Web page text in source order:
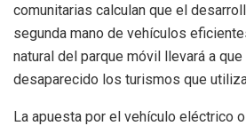
comunitarias calculan que el
segunda mano de vehículos
natural del parque móvil llevará a
desaparecido los turismos que
La apuesta por el vehículo eléctrico